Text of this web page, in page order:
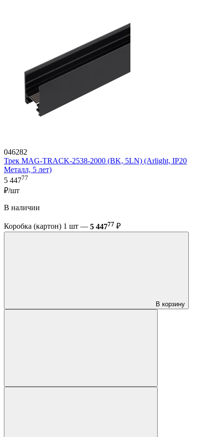
046282
Трек MAG-TRACK-2538-2000 (BK, 5LN) (Arlight, IP20
Металл, 5 лет)
5 44777
₽/шт
В наличии
Коробка (картон) 1 шт — 5 44777 ₽
В корзину